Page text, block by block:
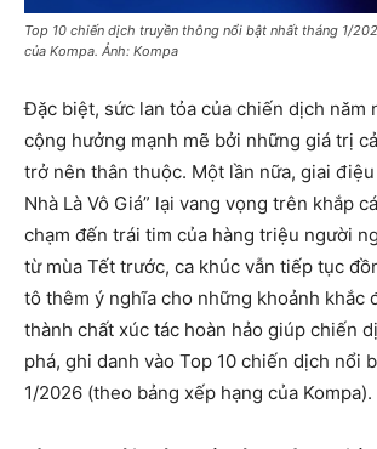
Top 10 chiến dịch truyền thông nổi bật nhất tháng 1/
của Kompa. Ảnh: Kompa
Đặc biệt, sức lan tỏa của chiến dịch năm
cộng hưởng mạnh mẽ bởi những giá trị
trở nên thân thuộc. Một lần nữa, giai điệu
Nhà Là Vô Giá” lại vang vọng trên khắp
chạm đến trái tim của hàng triệu người
từ mùa Tết trước, ca khúc vẫn tiếp tục
tô thêm ý nghĩa cho những khoảnh khắc
thành chất xúc tác hoàn hảo giúp chiến
phá, ghi danh vào Top 10 chiến dịch nổi
1/2026 (theo bảng xếp hạng của Kompa).